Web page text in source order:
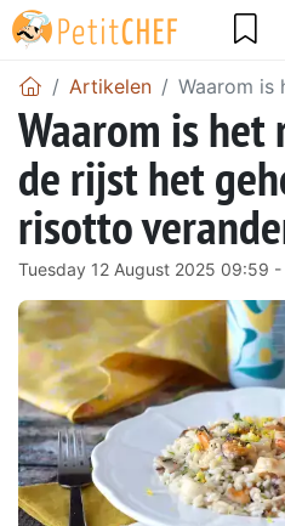
Artikelen Waarom is
Waarom is het
de rijst het
risotto
Tuesday 12 August 2025 09:59 -